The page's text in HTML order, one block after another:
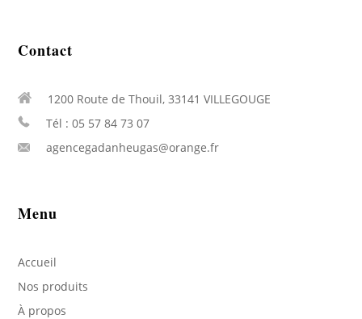
Contact
1200 Route de Thouil, 33141 VILLEGOUGE
Tél : 05 57 84 73 07
agencegadanheugas@orange.fr
Menu
Accueil
Nos produits
À propos